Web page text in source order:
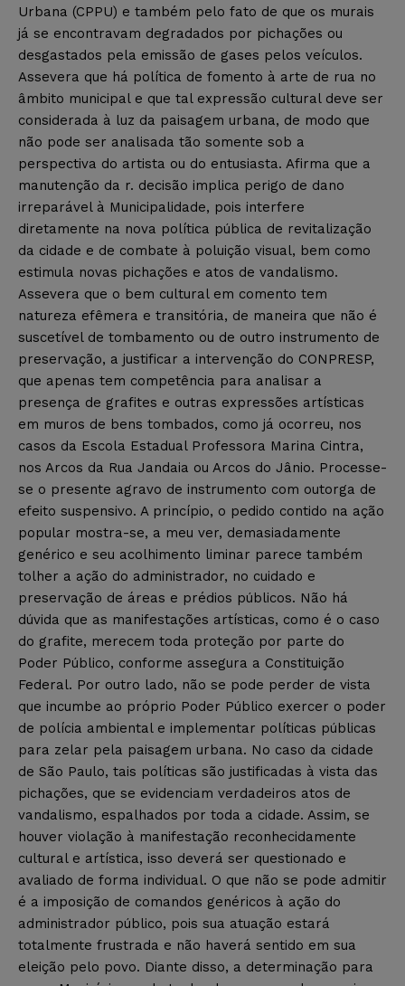
Urbana (CPPU) e também pelo fato de que os murais
já se encontravam degradados por pichações ou
desgastados pela emissão de gases pelos veículos.
Assevera que há política de fomento à arte de rua no
âmbito municipal e que tal expressão cultural deve ser
considerada à luz da paisagem urbana, de modo que
não pode ser analisada tão somente sob a
perspectiva do artista ou do entusiasta. Afirma que a
manutenção da r. decisão implica perigo de dano
irreparável à Municipalidade, pois interfere
diretamente na nova política pública de revitalização
da cidade e de combate à poluição visual, bem como
estimula novas pichações e atos de vandalismo.
Assevera que o bem cultural em comento tem
natureza efêmera e transitória, de maneira que não é
suscetível de tombamento ou de outro instrumento de
preservação, a justificar a intervenção do CONPRESP,
que apenas tem competência para analisar a
presença de grafites e outras expressões artísticas
em muros de bens tombados, como já ocorreu, nos
casos da Escola Estadual Professora Marina Cintra,
nos Arcos da Rua Jandaia ou Arcos do Jânio. Processe-
se o presente agravo de instrumento com outorga de
efeito suspensivo. A princípio, o pedido contido na ação
popular mostra-se, a meu ver, demasiadamente
genérico e seu acolhimento liminar parece também
tolher a ação do administrador, no cuidado e
preservação de áreas e prédios públicos. Não há
dúvida que as manifestações artísticas, como é o caso
do grafite, merecem toda proteção por parte do
Poder Público, conforme assegura a Constituição
Federal. Por outro lado, não se pode perder de vista
que incumbe ao próprio Poder Público exercer o poder
de polícia ambiental e implementar políticas públicas
para zelar pela paisagem urbana. No caso da cidade
de São Paulo, tais políticas são justificadas à vista das
pichações, que se evidenciam verdadeiros atos de
vandalismo, espalhados por toda a cidade. Assim, se
houver violação à manifestação reconhecidamente
cultural e artística, isso deverá ser questionado e
avaliado de forma individual. O que não se pode admitir
é a imposição de comandos genéricos à ação do
administrador público, pois sua atuação estará
totalmente frustrada e não haverá sentido em sua
eleição pelo povo. Diante disso, a determinação para